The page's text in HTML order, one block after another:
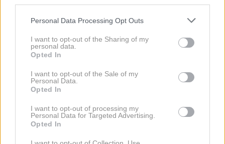
Please note that this website/app uses one or more Google
not limited to your visit or usage behaviour. You may click to
grant or deny consent to Google and its third-party tags to
use your data for below specified purposes in below Google
consent section.
Personal Data Processing Opt Outs
I want to opt-out of the Sharing of my
personal data.
Opted In
I want to opt-out of the Sale of my
Personal Data.
Opted In
I want to opt-out of processing my
Personal Data for Targeted Advertising.
Opted In
avtomobilov vseh časov: »Kupil bi ga še
Vozniki, ki počnejo to, porabijo občutno
manj goriva: Potrdila je obsežna raziskava